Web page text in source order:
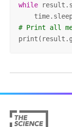
while
# Print all